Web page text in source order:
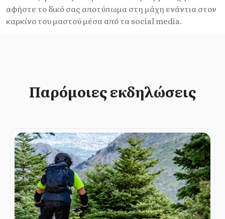
αφήστε το δικό σας αποτύπωμα στη μάχη ενάντια στον
καρκίνο του μαστού μέσα από τα social media.
Παρόμοιες εκδηλώσεις